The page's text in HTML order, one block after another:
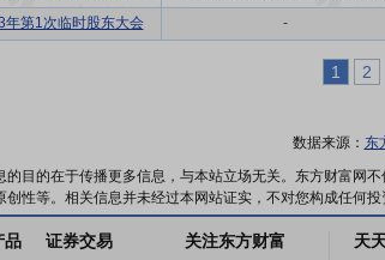
年第1次临时股东大会
-
1 2
数据来源： 东
的目的在于传播更多信息，与本站立场无关。东方财富网
性等。相关信息并未经过本网站证实，不对您构成任何投
品 证券交易 关注东方财富 天